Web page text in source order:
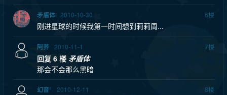
矛盾体 2010-10-30 6楼
刚进星球的时候我第一时间想到莉莉周...
阿荞 2010-11-1 7楼
回复 6 楼矛盾体
那会不会那么黑暗
幻音° 2010-12-11 8楼